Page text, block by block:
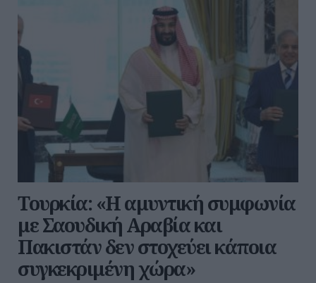
Τουρκία: «Η αμυντική συμφωνία
με Σαουδική Αραβία και
Πακιστάν δεν στοχεύει κάποια
συγκεκριμένη χώρα»